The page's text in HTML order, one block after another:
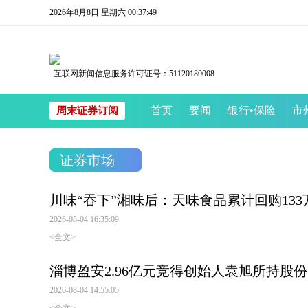
2026年8月8日 星期六 00:37:50
互联网新闻信息服务许可证号：51120180008
周末证券订阅 首页 要闻 银行•保险 市
证券市场
川味“吞下”湘味后：天味食品累计回购
2026-08-04 16:35:09
<全文>
淄博盈安2.96亿元竞得创始人袁旭所持股
2026-08-04 14:55:05